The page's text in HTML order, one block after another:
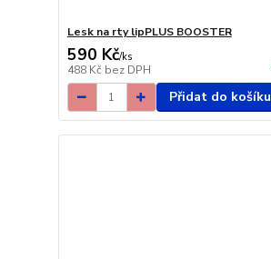
Lesk na rty lipPLUS BOOSTER
590 Kč/ks
488 Kč bez DPH
Přidat do košíku